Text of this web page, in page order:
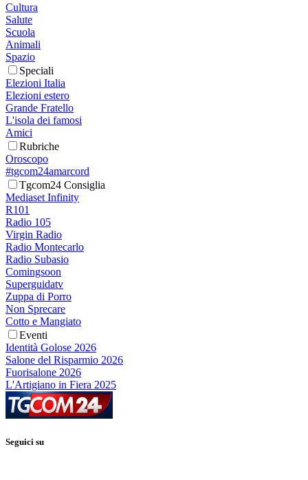
Cultura
Salute
Scuola
Animali
Spazio
Speciali
Elezioni Italia
Elezioni estero
Grande Fratello
L'isola dei famosi
Amici
Rubriche
Oroscopo
#tgcom24amarcord
Tgcom24 Consiglia
Mediaset Infinity
R101
Radio 105
Virgin Radio
Radio Montecarlo
Radio Subasio
Comingsoon
Superguidatv
Zuppa di Porro
Non Sprecare
Cotto e Mangiato
Eventi
Identità Golose 2026
Salone del Risparmio 2026
Fuorisalone 2026
L'Artigiano in Fiera 2025
Seguici su